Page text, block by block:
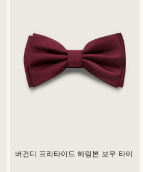
버건디 프리타이드 헤링본 보우 타이